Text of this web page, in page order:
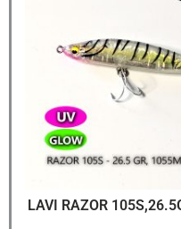
LAVI RAZOR